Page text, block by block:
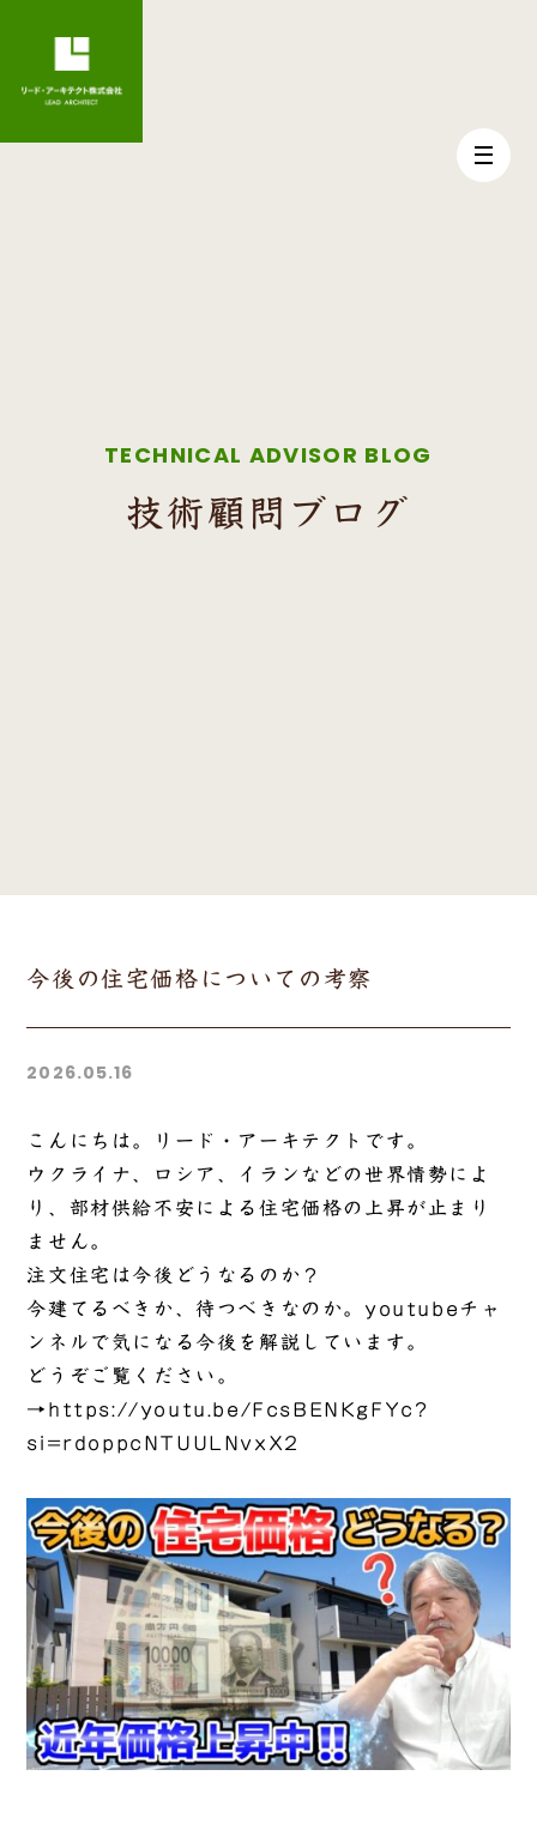
TECHNICAL ADVISOR BLOG
技術顧問ブログ
今後の住宅価格についての考察
2026.05.16
こんにちは。リード・アーキテクトです。
ウクライナ、ロシア、イランなどの世界情勢によ
り、部材供給不安による住宅価格の上昇が止まり
ません。
注文住宅は今後どうなるのか？
今建てるべきか、待つべきなのか。youtubeチャ
ンネルで気になる今後を解説しています。
どうぞご覧ください。
→ https://youtu.be/FcsBENKgFYc?
si=rdoppcNTUULNvxX2